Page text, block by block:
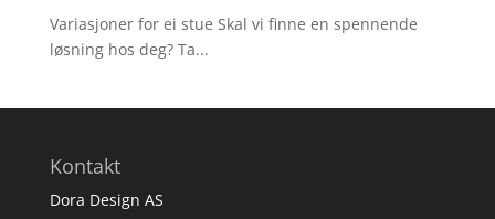
Variasjoner for ei stue Skal vi finne en spennende
løsning hos deg? Ta...
Kontakt
Dora Design AS